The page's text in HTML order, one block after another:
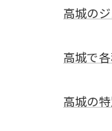
高城の
高城で
高城の